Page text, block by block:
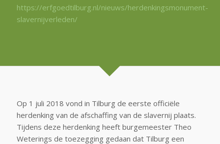
https://erfgoedtilburg.nl/nieuws/herdenkingsmonument-
slavernijverleden/
Op 1 juli 2018 vond in Tilburg de eerste officiële
herdenking van de afschaffing van de slavernij plaats.
Tijdens deze herdenking heeft burgemeester Theo
Weterings de toezegging gedaan dat Tilburg een